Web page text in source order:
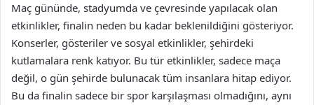
Maç gününde, stadyumda ve çevresinde yapılacak olan
etkinlikler, finalin neden bu kadar beklenildiğini gösteriyor.
Konserler, gösteriler ve sosyal etkinlikler, şehirdeki
kutlamalara renk katıyor. Bu tür etkinlikler, sadece maça
değil, o gün şehirde bulunacak tüm insanlara hitap ediyor.
Bu da finalin sadece bir spor karşılaşması olmadığını, aynı